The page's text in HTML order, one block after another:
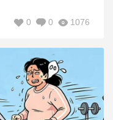
1076
0
0